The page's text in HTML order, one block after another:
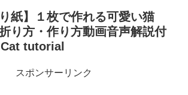
り紙】１枚で作れる可愛い猫
折り方・作り方動画音声解説付
tutorial
スポンサーリンク